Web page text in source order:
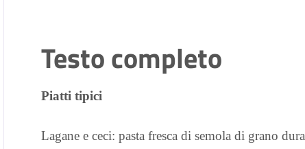
Testo completo
Piatti tipici
Lagane e ceci: pasta fresca di semola di grano